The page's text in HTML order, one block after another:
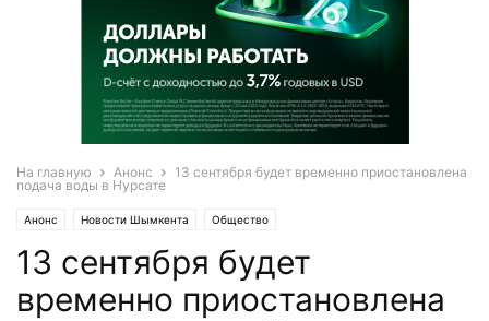
На главную Анонс
13 сентября будет временно приостановлена
подача воды в Нурсате
Анонс Новости Шымкента Общество
13 сентября будет
временно приостановлена